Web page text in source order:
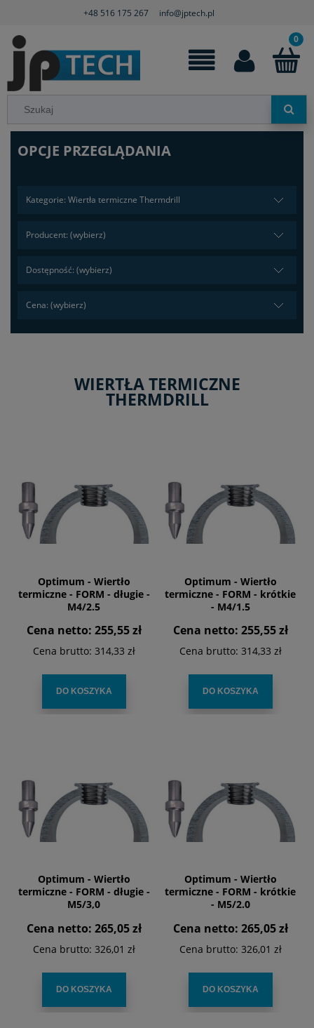
+48 516 175 267 info@jptech.pl
OPCJE PRZEGLĄDANIA
Kategorie: Wiertła termiczne Thermdrill
Producent: (wybierz)
Dostępność: (wybierz)
Cena: (wybierz)
WIERTŁA TERMICZNE
THERMDRILL
Optimum - Wiertło
termiczne - FORM - długie -
M4/2.5
Cena netto: 255,55 zł
Cena brutto: 314,33 zł
DO KOSZYKA
Optimum - Wiertło
termiczne - FORM - krótkie
- M4/1.5
Cena netto: 255,55 zł
Cena brutto: 314,33 zł
DO KOSZYKA
Optimum - Wiertło
termiczne - FORM - długie -
M5/3,0
Cena netto: 265,05 zł
Cena brutto: 326,01 zł
DO KOSZYKA
Optimum - Wiertło
termiczne - FORM - krótkie
- M5/2.0
Cena netto: 265,05 zł
Cena brutto: 326,01 zł
DO KOSZYKA